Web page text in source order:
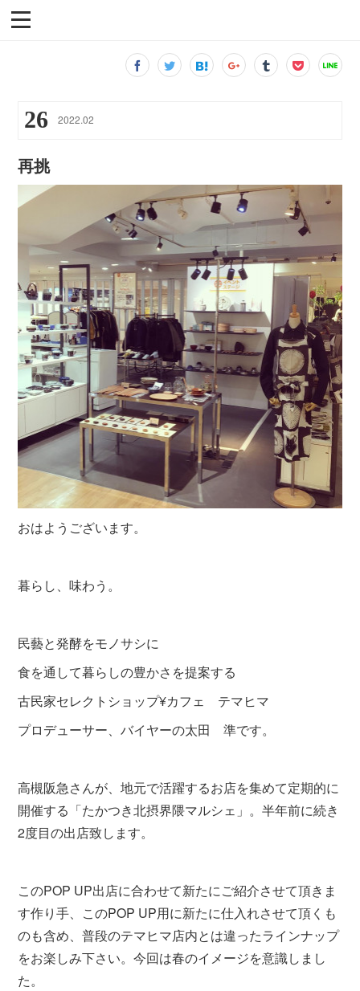
26 2022.02
再挑
おはようございます。
暮らし、味わう。
民藝と発酵をモノサシに
食を通して暮らしの豊かさを提案する
古民家セレクトショップ¥カフェ テマヒマ
プロデューサー、バイヤーの太田 準です。
高槻阪急さんが、地元で活躍するお店を集めて定期的に
開催する「たかつき北摂界隈マルシェ」。半年前に続き
2度目の出店致します。
このPOP UP出店に合わせて新たにご紹介させて頂きま
す作り手、このPOP UP用に新たに仕入れさせて頂くも
のも含め、普段のテマヒマ店内とは違ったラインナップ
をお楽しみ下さい。今回は春のイメージを意識しまし
た。